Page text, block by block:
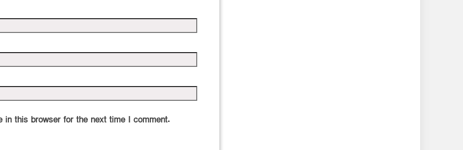
in this browser for the next time I comment.